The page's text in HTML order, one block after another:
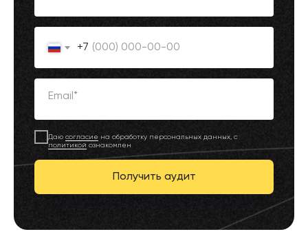
+7
Email*
Даю согласие на обработку персональных данных, с
политикой ознакомлен
Получить аудит